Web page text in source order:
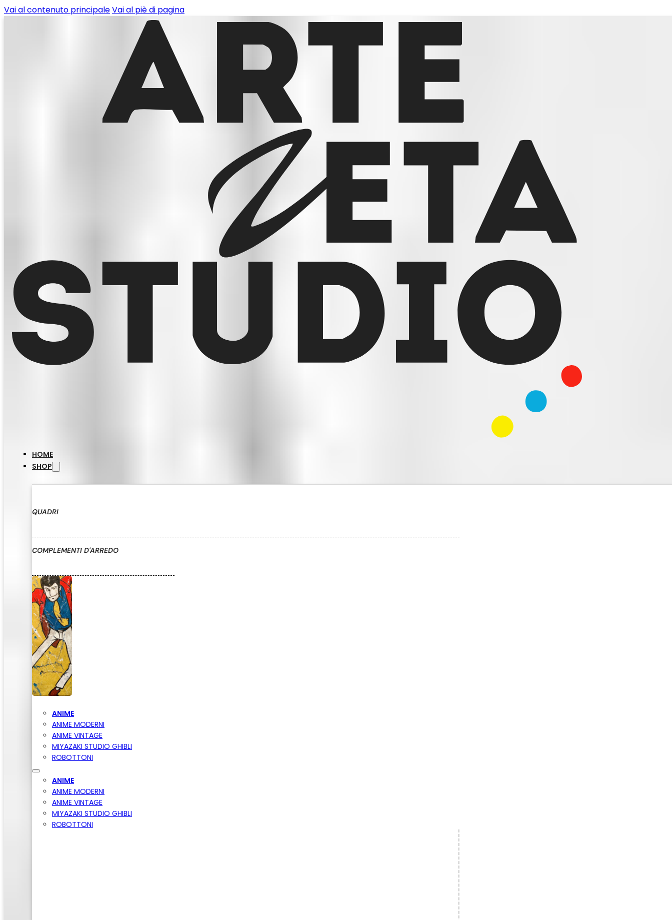
Vai al contenuto principaleVai al piè di pagina
HOME
SHOP
QUADRI
COMPLEMENTI D'ARREDO
ANIME
ANIME MODERNI
ANIME VINTAGE
MIYAZAKI STUDIO GHIBLI
ROBOTTONI
ANIME
ANIME MODERNI
ANIME VINTAGE
MIYAZAKI STUDIO GHIBLI
ROBOTTONI